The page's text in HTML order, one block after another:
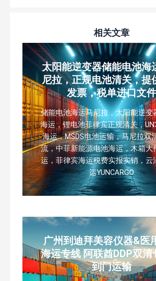
相关文章
太阳能逆变器储能电池海
尼拉，正规电池清关，提
发票，税单进口文件
储能电池海运马尼拉，太阳能逆变
海运，锂电池菲律宾正规清关，
海运，MSDS电池运输，马尼拉双
流，中菲新能源电池海运，木箱大
运，菲律宾海运税费实报实销，云
运YUNCARGO
广州到迪拜美容仪器&医
海运专线 阿联酋DDP双清
到门运输